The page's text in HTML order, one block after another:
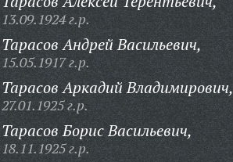
13.09.1924 г.р.
Тарасов Андрей Васильевич,
15.05.1917 г.р.
Тарасов Аркадий Владимирович,
27.01.1925 г.р.
Тарасов Борис Васильевич,
18.11.1925 г.р.